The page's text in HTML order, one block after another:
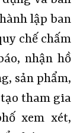
lập ban
chế chấm
nhận hồ
sản phẩm,
tham gia
xem xét,